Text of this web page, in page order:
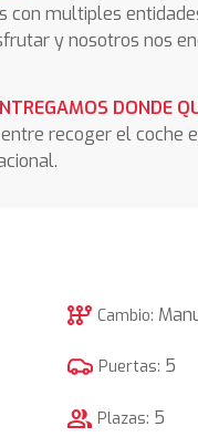
con multiples
y nosotros nos
DONDE
recoger el coche
auto_transmission Cambio:
Puertas: 5
group Plazas: 5